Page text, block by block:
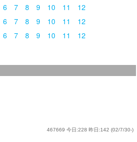
6 7 8 9 10 11
12
6 7 8 9 10 11
12
6 7 8 9 10 11
12
467669 今日:228 昨日:142 (02/7/30-)